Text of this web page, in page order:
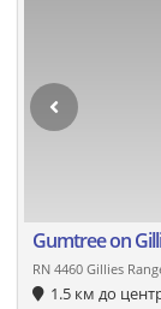
Gumtree on
RN 4460 Gillies
1.5 км до